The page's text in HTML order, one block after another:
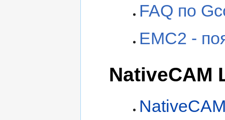
FAQ по
EMC2 -
NativeCAM